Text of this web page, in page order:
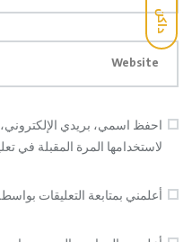
داكن
Website
احفظ اسمي، بريدي
لاستخدامها المرة المقبلة في
أعلمني بمتابعة التعليقات